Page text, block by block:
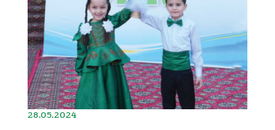
28.05.2024